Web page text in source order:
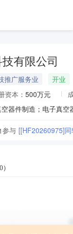
有限公司
推广服务业
开业
资本： 500万元
参与 [[HF20260975]
）